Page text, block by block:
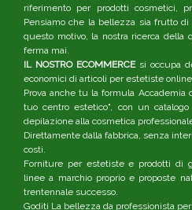
riferimento per prodotti cosmetici,
Pensiamo che la bellezza sia frutto
questo motivo, la nostra ricerca della
ferma mai.
IL NOSTRO ECOMMERCEsi occupa
economici di articoli per estetiste
Prova anche tu la formula
tuo centro estetico", con un
depilazione alla cosmetica
Direttamente dalla fabbrica, senza
costi.
Forniture per estetiste e prodotti di
linee a marchio proprio e proposte
trentennale successo.
Goditi La bellezza da professionista